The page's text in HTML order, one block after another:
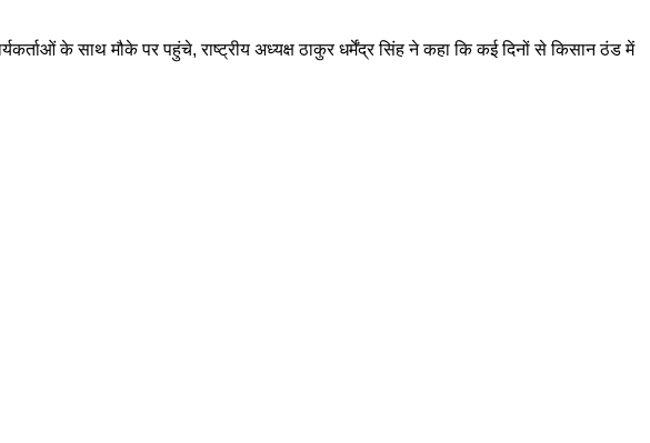
के साथ मौके पर पहुंचे, राष्ट्रीय अध्यक्ष ठाकुर धर्मेंद्र सिंह ने कहा कि कई दिनों से किसान ठंड में